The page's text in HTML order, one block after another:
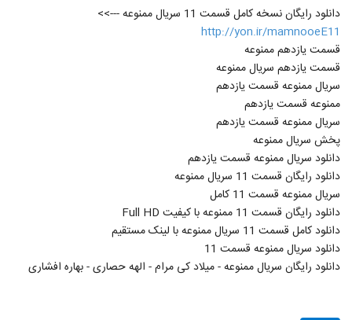
دانلود رایگان نسخه کامل قسمت 11 سریال ممنوعه --->>
http://yon.ir/mamnooeE11
قسمت یازدهم ممنوعه
قسمت یازدهم سریال ممنوعه
سریال ممنوعه قسمت یازدهم
ممنوعه قسمت یازدهم
سریال ممنوعه قسمت یازدهم
پخش سریال ممنوعه
دانلود سریال ممنوعه قسمت یازدهم
دانلود رایگان قسمت 11 سریال ممنوعه
سریال ممنوعه قسمت 11 کامل
دانلود رایگان قسمت 11 ممنوعه با کیفیت Full HD
دانلود کامل قسمت 11 سریال ممنوعه با لینک مستقیم
دانلود سریال ممنوعه قسمت 11
دانلود رایگان سریال ممنوعه - میلاد کی مرام - الهه حصاری - بهاره افشاری